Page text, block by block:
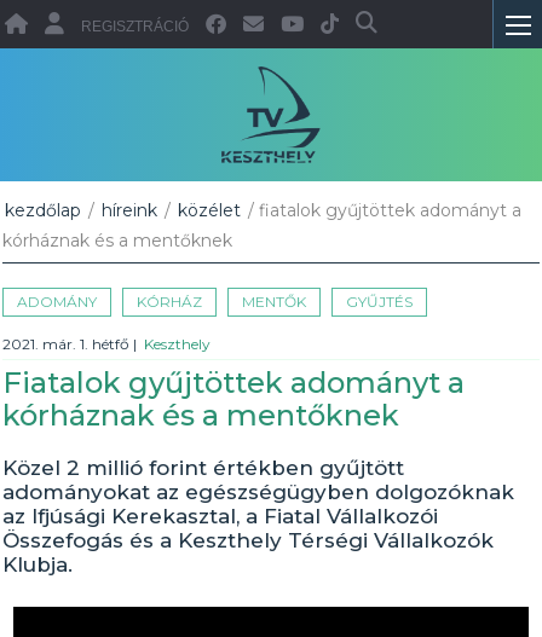
REGISZTRÁCIÓ
kezdőlap / híreink / közélet / fiatalok gyűjtöttek adományt a
kórháznak és a mentőknek
ADOMÁNY KÓRHÁZ MENTŐK GYŰJTÉS
2021. már. 1. hétfő | Keszthely
Fiatalok gyűjtöttek adományt a
kórháznak és a mentőknek
Közel 2 millió forint értékben gyűjtött
adományokat az egészségügyben dolgozóknak
az Ifjúsági Kerekasztal, a Fiatal Vállalkozói
Összefogás és a Keszthely Térségi Vállalkozók
Klubja.